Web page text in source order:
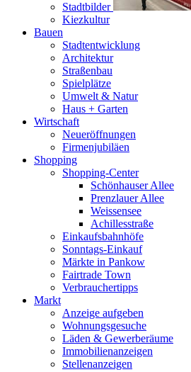
Stadtbilder
Kiezkultur
Bauen
Stadtentwicklung
Architektur
Straßenbau
Spielplätze
Umwelt & Natur
Haus + Garten
Wirtschaft
Neueröffnungen
Firmenjubiläen
Shopping
Shopping-Center
Schönhauser Allee
Prenzlauer Allee
Weissensee
Achillesstraße
Einkaufsbahnhöfe
Sonntags-Einkauf
Märkte in Pankow
Fairtrade Town
Verbrauchertipps
Markt
Anzeige aufgeben
Wohnungsgesuche
Läden & Gewerberäume
Immobilienanzeigen
Stellenanzeigen